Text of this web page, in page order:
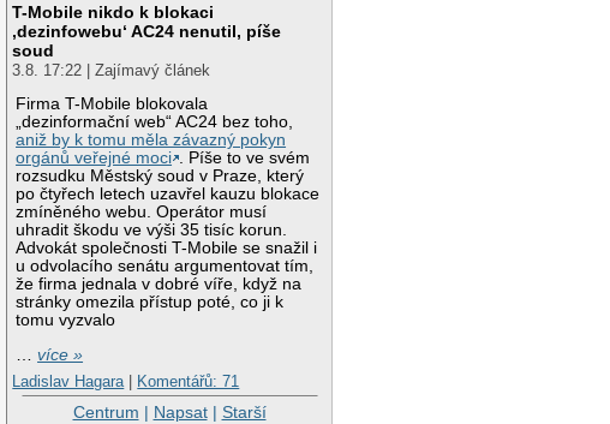
T-Mobile nikdo k blokaci
‚dezinfowebu‘ AC24 nenutil, píše
soud
3.8. 17:22 | Zajímavý článek
Firma T-Mobile blokovala
„dezinformační web“ AC24 bez toho,
aniž by k tomu měla závazný pokyn
orgánů veřejné moci . Píše to ve svém
rozsudku Městský soud v Praze, který
po čtyřech letech uzavřel kauzu blokace
zmíněného webu. Operátor musí
uhradit škodu ve výši 35 tisíc korun.
Advokát společnosti T-Mobile se snažil i
u odvolacího senátu argumentovat tím,
že firma jednala v dobré víře, když na
stránky omezila přístup poté, co ji k
tomu vyzvalo
…více »
Ladislav Hagara | Komentářů: 71
Centrum | Napsat| Starší